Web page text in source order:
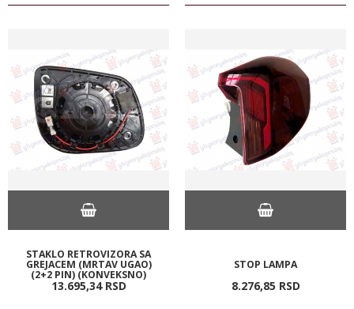
STAKLO RETROVIZORA SA
GREJACEM (MRTAV UGAO)
(2+2 PIN) (KONVEKSNO)
13.695,34 RSD
STOP LAMPA
8.276,85 RSD